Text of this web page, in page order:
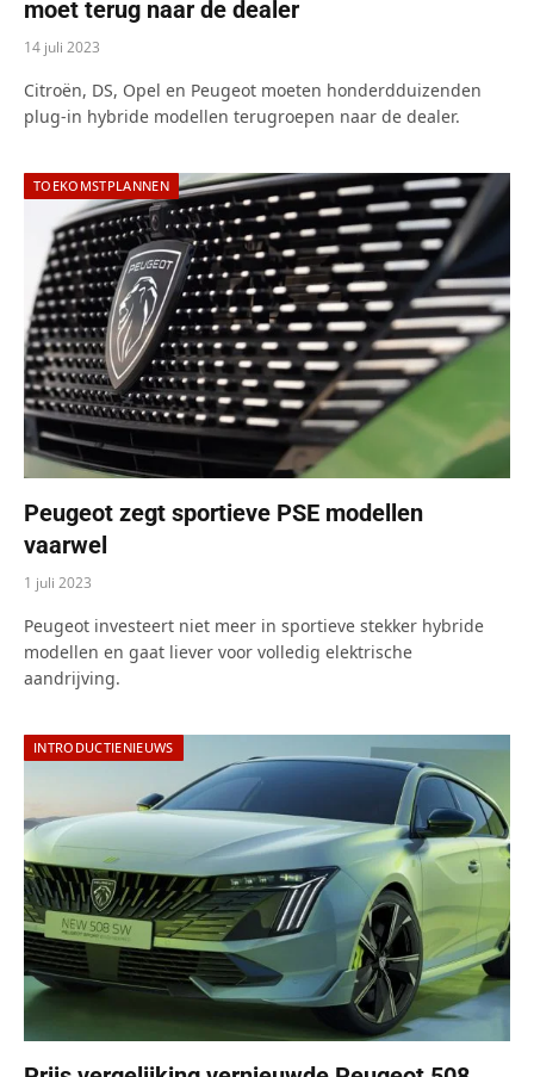
moet terug naar de dealer
14 juli 2023
Citroën, DS, Opel en Peugeot moeten honderdduizenden
plug-in hybride modellen terugroepen naar de dealer.
TOEKOMSTPLANNEN
Peugeot zegt sportieve PSE modellen
vaarwel
1 juli 2023
Peugeot investeert niet meer in sportieve stekker hybride
modellen en gaat liever voor volledig elektrische
aandrijving.
INTRODUCTIENIEUWS